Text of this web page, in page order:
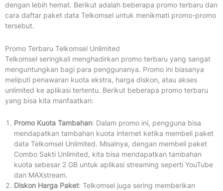
dengan lebih hemat. Berikut adalah beberapa promo terbaru dan
cara daftar paket data Telkomsel untuk menikmati promo-promo
tersebut.
Promo Terbaru Telkomsel Unlimited
Telkomsel seringkali menghadirkan promo terbaru yang sangat
menguntungkan bagi para penggunanya. Promo ini biasanya
meliputi penawaran kuota ekstra, harga diskon, atau akses
unlimited ke aplikasi tertentu. Berikut beberapa promo terbaru
yang bisa kita manfaatkan:
Promo Kuota Tambahan: Dalam promo ini, pengguna bisa
mendapatkan tambahan kuota internet ketika membeli paket
data Telkomsel Unlimited. Misalnya, dengan membeli paket
Combo Sakti Unlimited, kita bisa mendapatkan tambahan
kuota sebesar 2 GB untuk aplikasi streaming seperti YouTube
dan MAXstream.
Diskon Harga Paket: Telkomsel juga sering memberikan